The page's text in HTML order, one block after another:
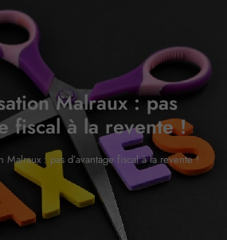
Malraux : pas
fiscal à la revente !
Malraux : pas d’avantage fiscal à la revente !